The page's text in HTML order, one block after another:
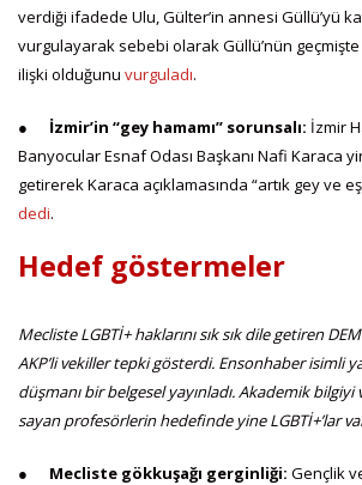
verdiği ifadede Ulu, Gülter’in annesi Güllü’yü
vurgulayarak sebebi olarak Güllü’nün geçmişte
ilişki olduğunu vurguladı.
● İzmir’in “gey hamamı” sorunsalı: İzmir
Banyocular Esnaf Odası Başkanı Nafi Karaca
getirerek Karaca açıklamasında “artık gey ve
dedi.
Hedef göstermeler
Mecliste LGBTİ+ haklarını sık sık dile getiren
AKP’li vekiller tepki gösterdi. Ensonhaber isimli
düşmanı bir belgesel yayınladı. Akademik bilgiyi
sayan profesörlerin hedefinde yine LGBTİ+’lar
● Mecliste gökkuşağı gerginliği: Gençlik